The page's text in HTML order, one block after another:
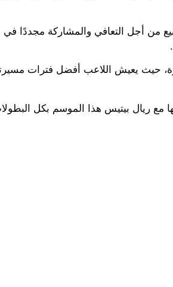
يحتاج صاحب الـ 26 عامًا إلى مدة تتراوح بين 3 إلى 4 أسابيع من أجل التعافي
حيث يعيش اللاعب أفضل فترات
15 هدفًا وصنع 13 آخرين في 43 مباراة خاضها مع ريال بيتيس هذا